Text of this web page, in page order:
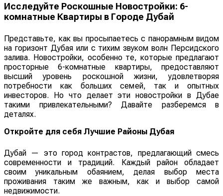
Исследуйте Роскошные Новостройки: 6-
комнатные Квартиры в Городе Дубай
Представьте, как вы просыпаетесь с панорамным видом
на горизонт Дубая или с тихим звуком волн Персидского
залива. Новостройки, особенно те, которые предлагают
просторные 6-комнатные квартиры, предоставляют
высший уровень роскошной жизни, удовлетворяя
потребности как больших семей, так и опытных
инвесторов. Но что делает эти новостройки в Дубае
такими привлекательными? Давайте разберемся в
деталях.
Откройте для себя Лучшие Районы Дубая
Дубай — это город контрастов, предлагающий смесь
современности и традиций. Каждый район обладает
своим уникальным обаянием, делая выбор места
проживания таким же важным, как и выбор самой
недвижимости.